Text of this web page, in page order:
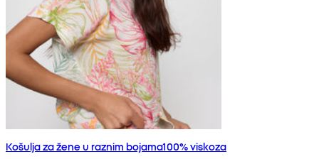
Košulja za žene u raznim bojama100% viskoza